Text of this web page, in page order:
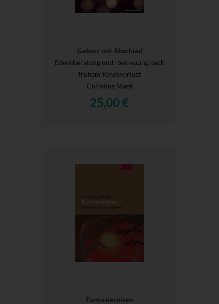
Geburt mit Abschied
Elternberatung und -betreuung nach
frühem Kindsverlust
Christine Maek
25,00 €
Fantasiereisen